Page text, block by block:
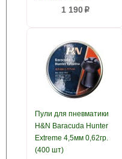
1 190p
Пули для пневматики
H&N Baracuda Hunter
Extreme 4,5мм 0,62гр.
(400 шт)